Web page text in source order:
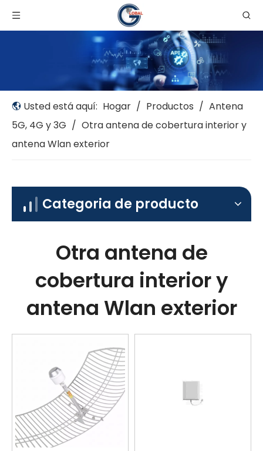
Usted está aquí: Hogar / Productos / Antena
5G, 4G y 3G / Otra antena de cobertura interior y
antena Wlan exterior
Categoria de producto
Otra antena de
cobertura interior y
antena Wlan exterior